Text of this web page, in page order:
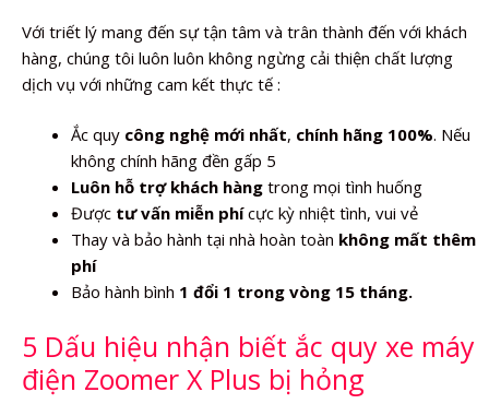
Với triết lý mang đến sự tận tâm và trân thành đến với khách
hàng, chúng tôi luôn luôn không ngừng cải thiện chất lượng
dịch vụ với những cam kết thực tế :
Ắc quy công nghệ mới nhất, chính hãng 100%. Nếu
không chính hãng đền gấp 5
Luôn hỗ trợ khách hàng trong mọi tình huống
Được tư vấn miễn phícực kỳ nhiệt tình, vui vẻ
Thay và bảo hành tại nhà hoàn toàn không mất thêm
phí
Bảo hành bình 1 đổi 1 trong vòng 15 tháng.
5 Dấu hiệu nhận biết ắc quy xe máy
điện Zoomer X Plus bị hỏng